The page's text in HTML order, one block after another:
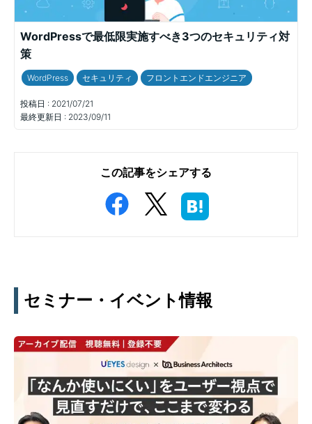
WordPressで最低限実施すべき3つのセキュリティ対
策
WordPress セキュリティ フロントエンドエンジニア
投稿日 : 2021/07/21
最終更新日 : 2023/09/11
この記事をシェアする
セミナー・イベント情報